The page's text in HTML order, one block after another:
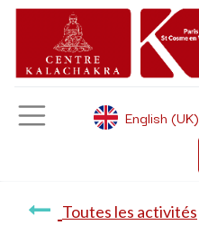
English (UK)
Toutes les activités